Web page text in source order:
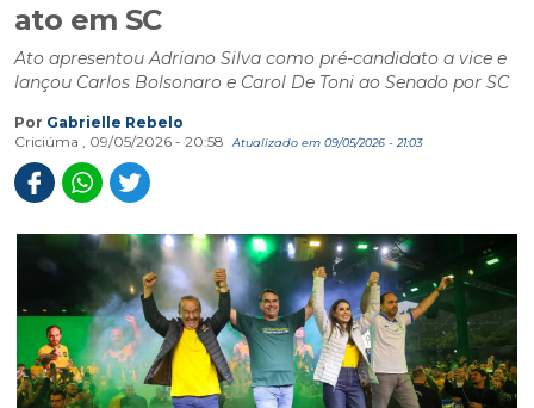
ato em SC
Ato apresentou Adriano Silva como pré-candidato a vice e
lançou Carlos Bolsonaro e Carol De Toni ao Senado por SC
Por Gabrielle Rebelo
Criciúma , 09/05/2026 - 20:58
Atualizado em 09/05/2026 - 21:03